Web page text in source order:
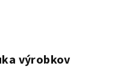
výrobkov